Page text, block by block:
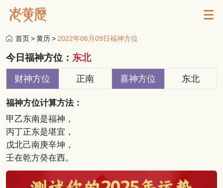
首页>黄历> 2022年06月09日福神方位
今日福神方位： 东北
财神方位 正南 喜神方位 东北
福神方位计算方法：
甲乙东南是福神，
丙丁正东是堪宜，
戊北己南庚辛坤，
壬在乾方癸在西。